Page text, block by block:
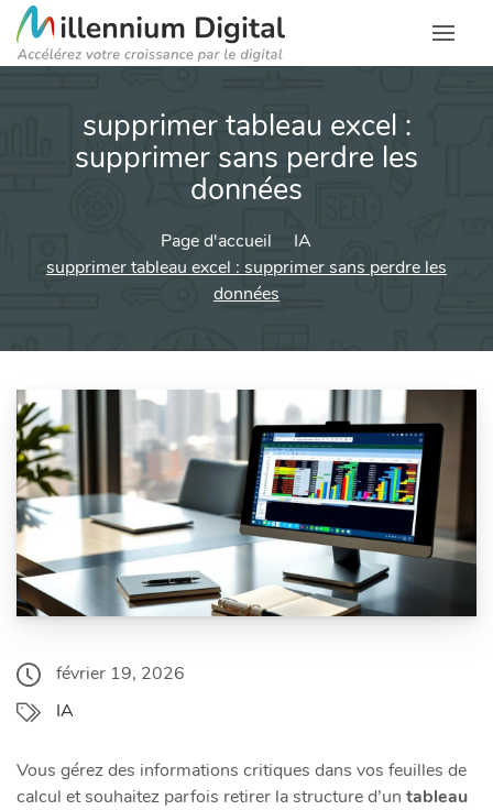
supprimer tableau excel :
supprimer sans perdre les
données
Page d'accueil
IA
supprimer tableau excel : supprimer sans perdre les
données
février 19, 2026
IA
Vous gérez des informations critiques dans vos feuilles de
calcul et souhaitez parfois retirer la structure d’un tableau